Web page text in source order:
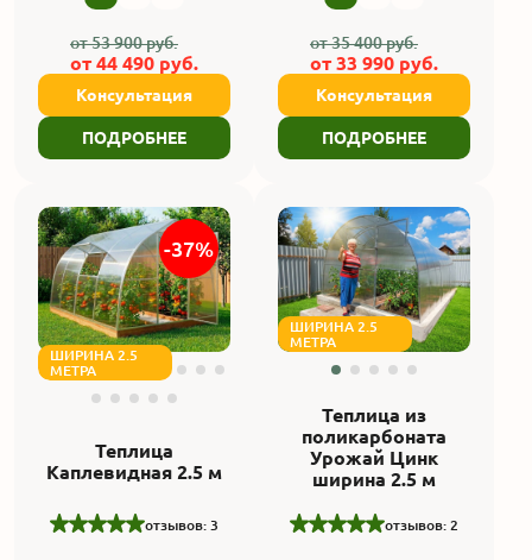
от53 900руб.
от 44 490 руб.
Консультация
ПОДРОБНЕЕ
от35 400руб.
от 33 990 руб.
Консультация
ПОДРОБНЕЕ
ШИРИНА 2.5
МЕТРА
-37%
Теплица
Каплевидная 2.5 м
отзывов: 3
ШИРИНА 2.5
МЕТРА
Теплица из
поликарбоната
Урожай Цинк
ширина 2.5 м
отзывов: 2